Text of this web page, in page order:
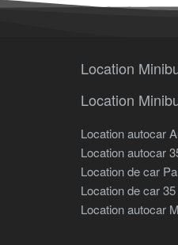
Location
Location
Location autocar
Location autocar
Location de car
Location de car
Location autocar